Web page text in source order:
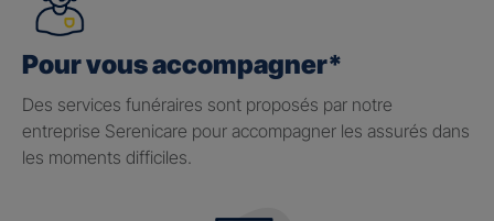
Pour vous accompagner*
Des services funéraires sont proposés par notre
entreprise Serenicare pour accompagner les assurés dans
les moments difficiles.